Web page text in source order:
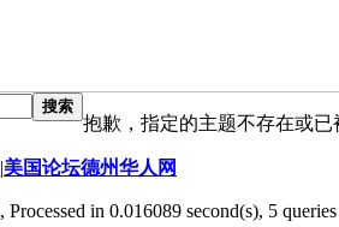
搜索
抱歉，指定的主题不存在或
|美国论坛德州华人网
, Processed in 0.016089 second(s), 5